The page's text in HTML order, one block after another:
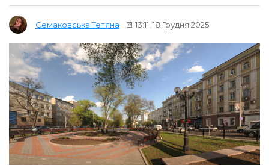
Семаковська Тетяна 13:11, 18 Грудня 2025